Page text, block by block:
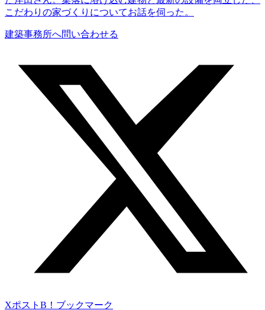
こだわりの家づくりについてお話を伺った。
建築事務所へ問い合わせる
Xポスト B！ブックマーク